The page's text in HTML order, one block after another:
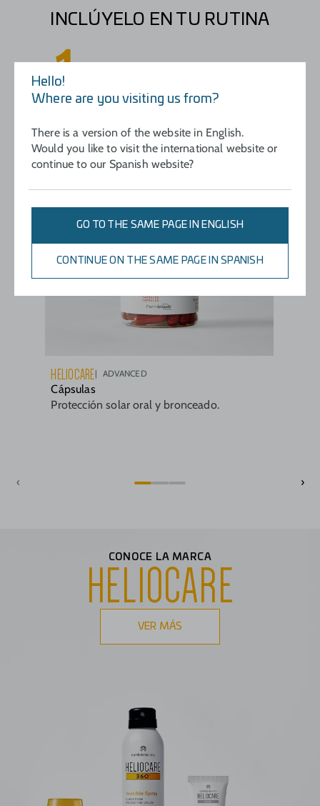
INCLÚYELO EN TU RUTINA
1
HELIOCARE ADVANCED
Cápsulas
Protección solar oral y bronceado.
‹ ›
CONOCE LA MARCA
HELIOCARE
VER MÁS
Hello!
Where are you visiting us from?
There is a version of the website in English.
Would you like to visit the international website or
continue to our Spanish website?
GO TO THE SAME PAGE IN ENGLISH
CONTINUE ON THE SAME PAGE IN SPANISH